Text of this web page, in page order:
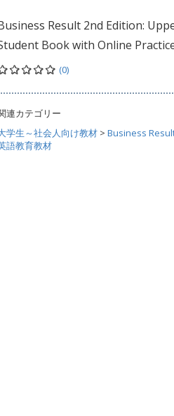
Result 2nd Edition:
Book with Online
(0)
連カテゴリー
学生～社会人向け教材 > Business
語教育教材